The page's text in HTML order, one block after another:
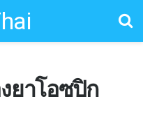
ยาโอซปิก